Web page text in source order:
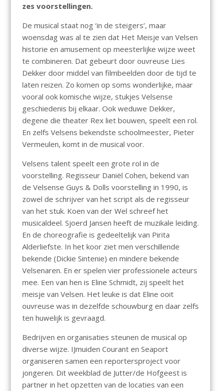
zes voorstellingen.
De musical staat nog ‘in de steigers’, maar
woensdag was al te zien dat Het Meisje van Velsen
historie en amusement op meesterlijke wijze weet
te combineren. Dat gebeurt door ouvreuse Lies
Dekker door middel van filmbeelden door de tijd te
laten reizen. Zo komen op soms wonderlijke, maar
vooral ook komische wijze, stukjes Velsense
geschiedenis bij elkaar. Ook weduwe Dekker,
degene die theater Rex liet bouwen, speelt een rol.
En zelfs Velsens bekendste schoolmeester, Pieter
Vermeulen, komt in de musical voor.
Velsens talent speelt een grote rol in de
voorstelling. Regisseur Daniël Cohen, bekend van
de Velsense Guys & Dolls voorstelling in 1990, is
zowel de schrijver van het script als de regisseur
van het stuk. Koen van der Wel schreef het
musicaldeel. Sjoerd Jansen heeft de muzikale leiding.
En de choreografie is gedeeltelijk van Pirita
Alderliefste. In het koor ziet men verschillende
bekende (Dickie Sintenie) en mindere bekende
Velsenaren. En er spelen vier professionele acteurs
mee. Een van hen is Eline Schmidt, zij speelt het
meisje van Velsen. Het leuke is dat Eline ooit
ouvreuse was in dezelfde schouwburg en daar zelfs
ten huwelijk is gevraagd.
Bedrijven en organisaties steunen de musical op
diverse wijze. IJmuiden Courant en Seaport
organiseren samen een reportersproject voor
jongeren. Dit weekblad de Jutter/de Hofgeest is
partner in het opzetten van de locaties van een